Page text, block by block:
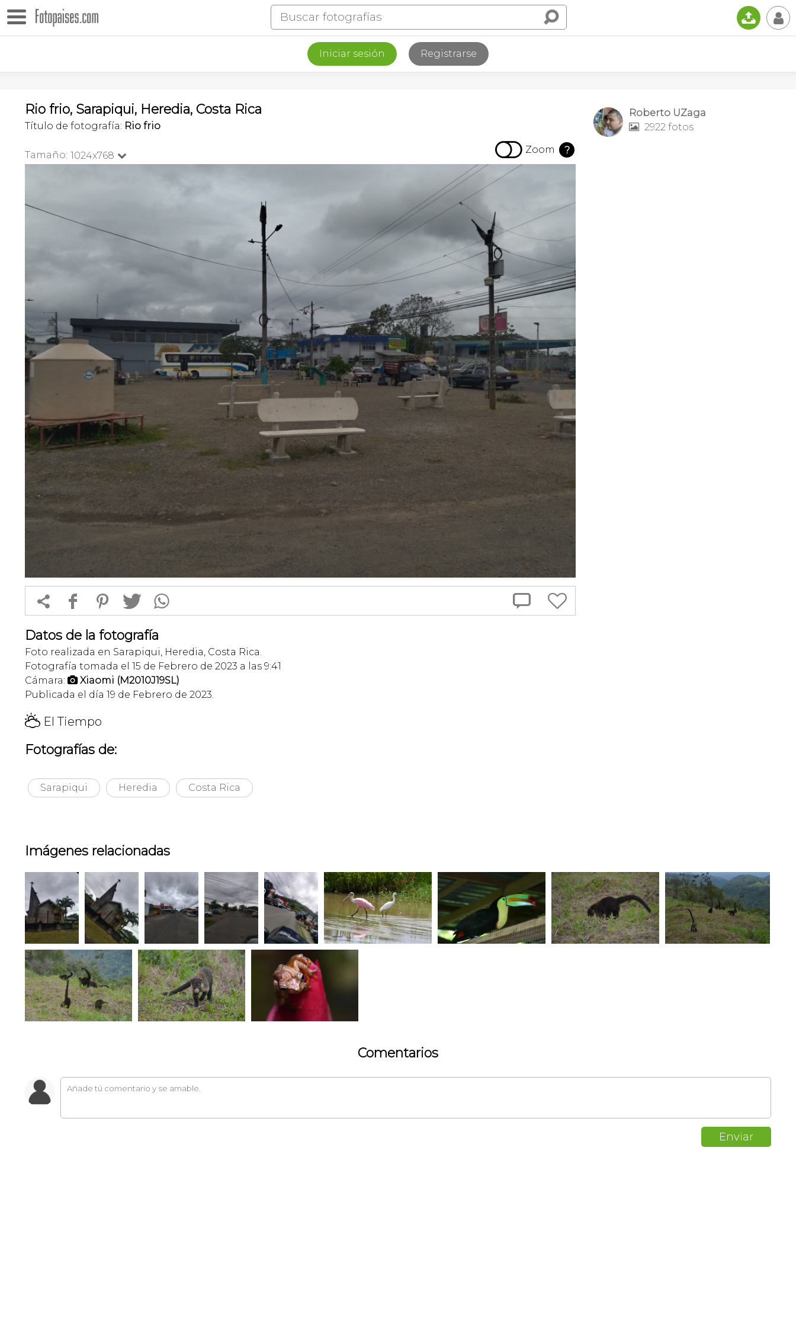
📤 👤
Iniciar sesión Registrarse
Rio frio, Sarapiqui, Heredia, Costa Rica
Título de fotografía: Rio frio
Tamaño: 1024x768   Zoom ?
 f 1 T  
Datos de la fotografía
Foto realizada en Sarapiqui, Heredia, Costa Rica.
Fotografía tomada el 15 de Febrero de 2023 a las 9:41
Cámara:  Xiaomi (M2010J19SL)
Publicada el día 19 de Febrero de 2023.
H El Tiempo
Fotografías de:
Sarapiqui Heredia Costa Rica
Roberto UZaga
 2922 fotos
Imágenes relacionadas
Comentarios